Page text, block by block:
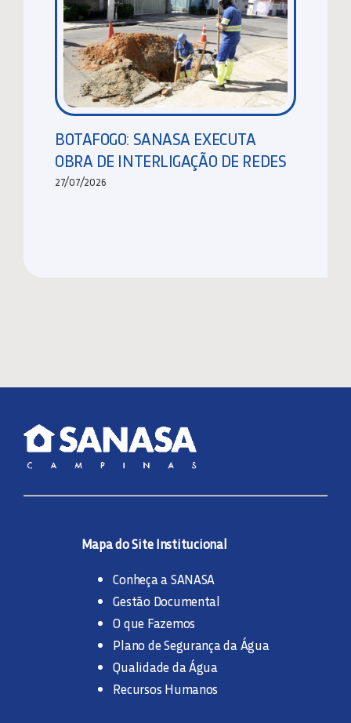
BOTAFOGO: SANASA EXECUTA
OBRA DE INTERLIGAÇÃO DE REDES
27/07/2026
Mapa do Site Institucional
Conheça a SANASA
Gestão Documental
O que Fazemos
Plano de Segurança da Água
Qualidade da Água
Recursos Humanos